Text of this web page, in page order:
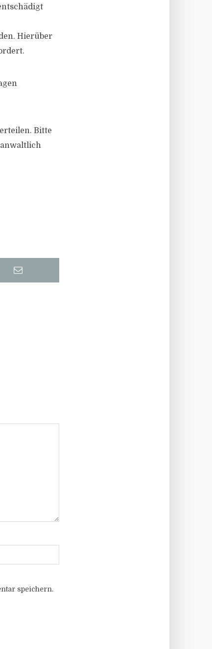
Hierüber
Bitte
anwaltlich
speichern.